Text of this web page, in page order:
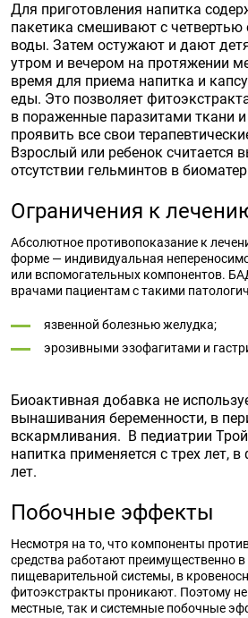
Для приготовления напитка
пакетика смешивают с четвертью
воды. Затем остужают и дают
утром и вечером на протяжении
время для приема напитка и
еды. Это позволяет
в пораженные паразитами ткани
проявить все свои
Взрослый или ребенок считается
отсутствии гельминтов в
Ограничения к
Абсолютное противопоказание к
форме — индивидуальная
или вспомогательных компонентов.
врачами пациентам с такими
язвенной болезнью желудка;
эрозивными эзофагитами и
Биоактивная добавка не
вынашивания беременности, в
вскармливания. В педиатрии
напитка применяется с трех лет,
лет.
Побочные эффекты
Несмотря на то, что компоненты
средства работают преимущественно в
пищеварительной системы, в
фитоэкстракты проникают. Поэтому
местные, так и системные побочные